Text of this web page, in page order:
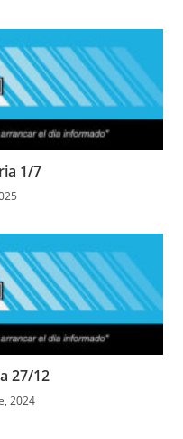
1/7
27/12
2024